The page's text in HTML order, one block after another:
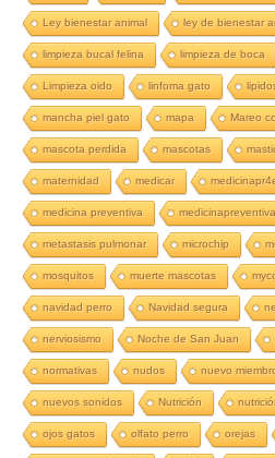
Ley bienestar animal ley de bienestar
limpieza bucal felina limpieza de boca
Limpieza oido linfoma gato
mancha piel gato mapa Mareo
mascota perdida mascotas
maternidad medicar
medicina preventiva medicinapreventiva
metastasis pulmonar microchip
mosquitos muerte mascotas
navidad perro Navidad segura
nerviosismo Noche de San Juan
normativas nudos nuevo
nuevos sonidos Nutrición
ojos gatos olfato perro orejas